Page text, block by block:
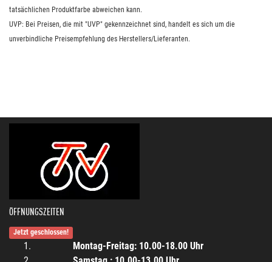
tatsächlichen Produktfarbe abweichen kann.
UVP: Bei Preisen, die mit "UVP" gekennzeichnet sind, handelt es sich um die
unverbindliche Preisempfehlung des Herstellers/Lieferanten.
ÖFFNUNGSZEITEN
Jetzt geschlossen!
Montag-Freitag: 10.00-18.00 Uhr